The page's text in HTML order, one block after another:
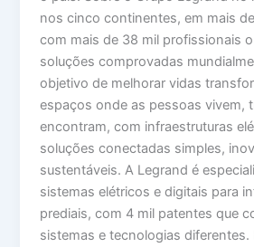
nos cinco continentes, em mais
com mais de 38 mil profissionais
soluções comprovadas
objetivo de melhorar vidas
espaços onde as pessoas vivem,
encontram, com infraestruturas
soluções conectadas simples,
sustentáveis. A Legrand é
sistemas elétricos e digitais para
prediais, com 4 mil patentes que
sistemas e tecnologias diferentes.